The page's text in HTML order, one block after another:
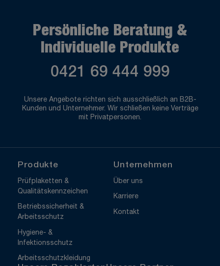
Persönliche Beratung &
Individuelle Produkte
0421 69 444 999
Unsere Angebote richten sich ausschließlich an B2B-
Kunden und Unternehmer. Wir schließen keine Verträge
mit Privatpersonen.
Produkte
Prüfplaketten &
Qualitätskennzeichen
Betriebssicherheit &
Arbeitsschutz
Hygiene- &
Infektionsschutz
Arbeitsschutzkleidung
Unternehmen
Über uns
Karriere
Kontakt